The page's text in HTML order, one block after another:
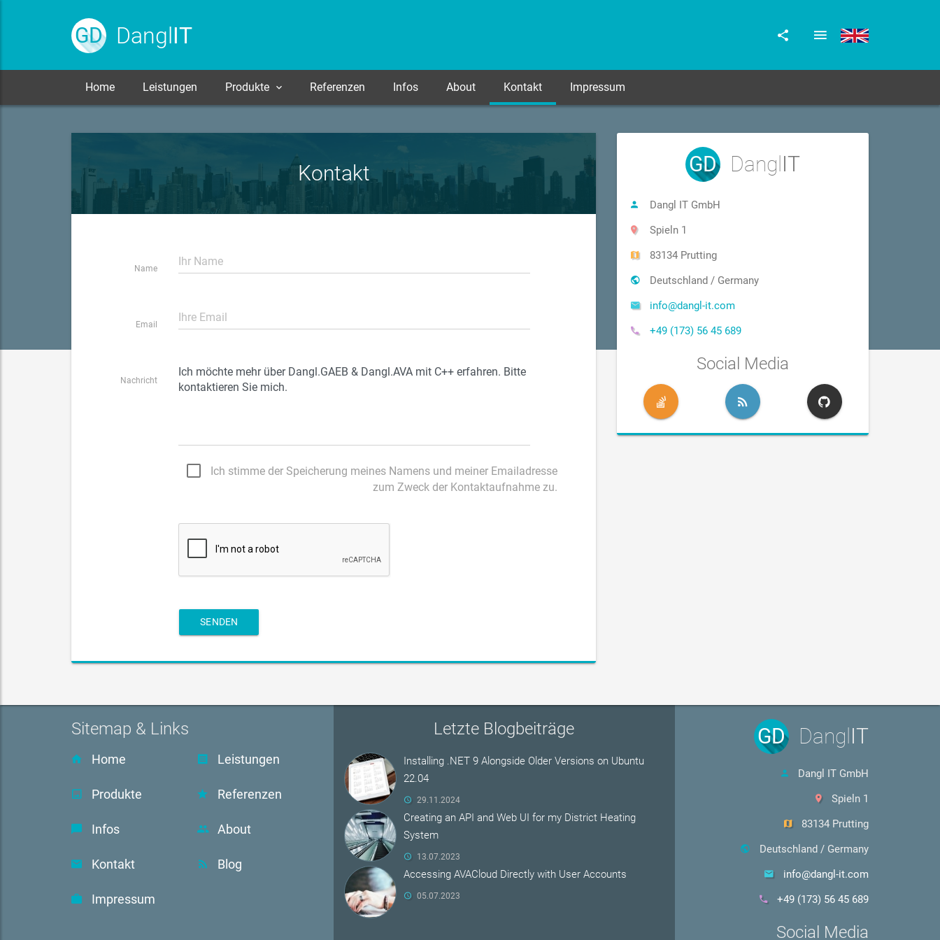
GD DanglIT
Home Leistungen Produkte Referenzen Infos About Kontakt Impressum
Kontakt
Name
Email
Nachricht
zum Zweck der Kontaktaufnahme zu.
SENDEN
GD Dangl IT
Dangl IT GmbH
Spieln 1
83134 Prutting
Deutschland / Germany
info@dangl-it.com
+49 (173) 56 45 689
Social Media
Sitemap & Links
Home Leistungen
Produkte Referenzen
Infos About
Kontakt Blog
Impressum
Letzte Blogbeiträge
Installing .NET 9 Alongside Older Versions on Ubuntu
22.04
29.11.2024
Creating an API and Web UI for my District Heating
System
13.07.2023
Accessing AVACloud Directly with User Accounts
05.07.2023
GD Dangl IT
Dangl IT GmbH
Spieln 1
83134 Prutting
Deutschland / Germany
info@dangl-it.com
+49 (173) 56 45 689
Social Media